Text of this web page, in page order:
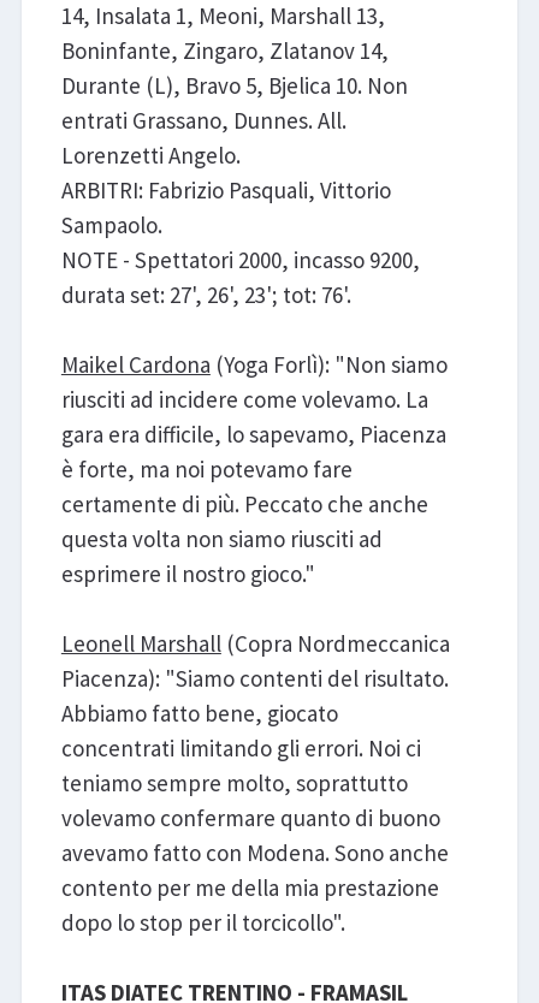
14, Insalata 1, Meoni, Marshall 13,
Boninfante, Zingaro, Zlatanov 14,
Durante (L), Bravo 5, Bjelica 10. Non
entrati Grassano, Dunnes. All.
Lorenzetti Angelo.
ARBITRI: Fabrizio Pasquali, Vittorio
Sampaolo.
NOTE - Spettatori 2000, incasso 9200,
durata set: 27', 26', 23'; tot: 76'.
Maikel Cardona (Yoga Forlì): "Non siamo
riusciti ad incidere come volevamo. La
gara era difficile, lo sapevamo, Piacenza
è forte, ma noi potevamo fare
certamente di più. Peccato che anche
questa volta non siamo riusciti ad
esprimere il nostro gioco."
Leonell Marshall(Copra Nordmeccanica
Piacenza): "Siamo contenti del risultato.
Abbiamo fatto bene, giocato
concentrati limitando gli errori. Noi ci
teniamo sempre molto, soprattutto
volevamo confermare quanto di buono
avevamo fatto con Modena. Sono anche
contento per me della mia prestazione
dopo lo stop per il torcicollo".
ITAS DIATEC TRENTINO - FRAMASIL